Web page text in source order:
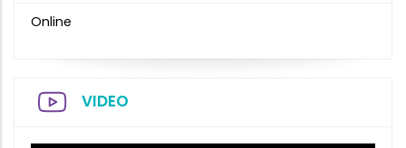
Online
VIDEO